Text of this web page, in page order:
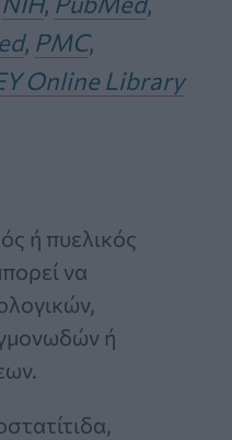
, PMC,
Online Library
ή πυελικός
να
ή